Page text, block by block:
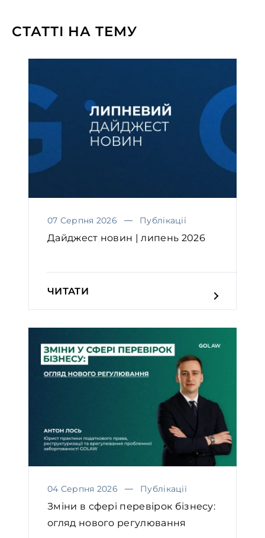
СТАТТІ НА ТЕМУ
07 Серпня 2026 Публікації
Дайджест новин | липень 2026
ЧИТАТИ
04 Серпня 2026 Публікації
Зміни в сфері перевірок бізнесу:
огляд нового регулювання